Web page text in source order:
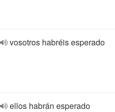
vosotros habréis esperado
ellos habrán esperado